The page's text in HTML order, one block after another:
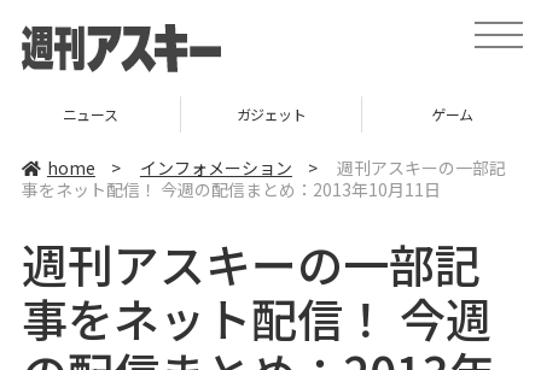
t
o
v
ニュース ガジェット ゲーム
home > インフォメーション >
週刊アスキーの一部記
事をネット配信！ 今週の配信まとめ：2013年10月11日
週刊アスキーの一部記
事をネット配信！ 今週